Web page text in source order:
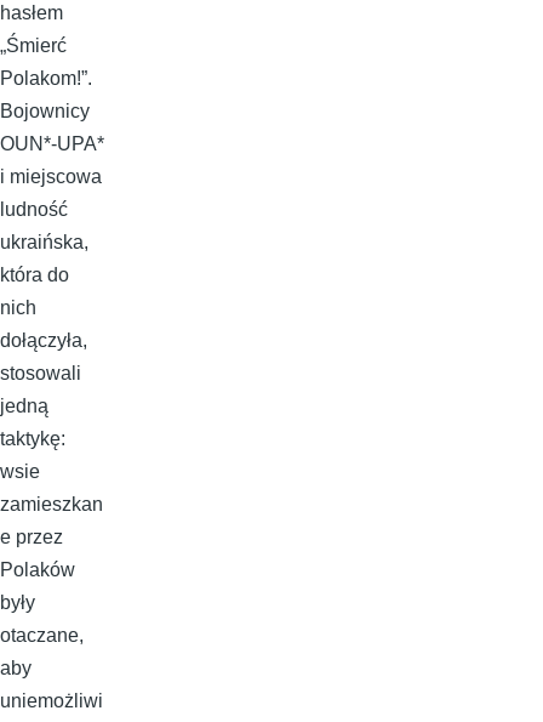
hasłem
„Śmierć
Polakom!”.
Bojownicy
OUN*-UPA*
i miejscowa
ludność
ukraińska,
która do
nich
dołączyła,
stosowali
jedną
taktykę:
wsie
zamieszkan
e przez
Polaków
były
otaczane,
aby
uniemożliwi